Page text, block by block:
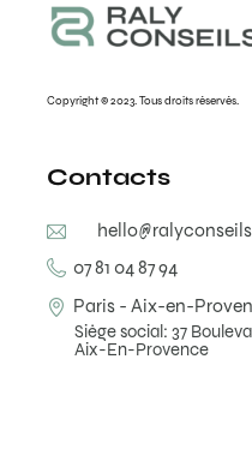
Copyright © 2023. Tous droits réservés.
Contacts
07 81 04 87 94
Paris - Aix-en-
Siège social: 37
Aix-En-Provence